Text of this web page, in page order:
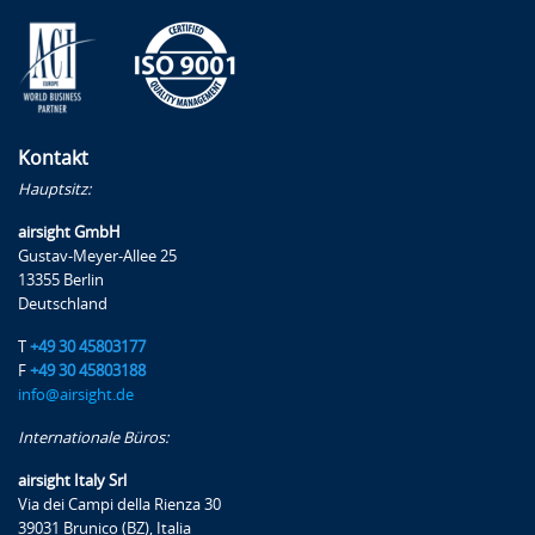
Dirk Anders
Herr Anders ist bei der airsight GmbH Mitarbeiter des
Bereichs Flugplatzplanung und Experte für CAD-
Planungen im Bereich von Flugbetriebsflächen, verfügt
über mehrjährige Projektleitungserfahrung in den
Bereichen Vorfeldplanung und Positionsmanagement
(u.a. für die Flughäfen München, Dubai, Hannover und
Berlin-Tegel) sowie über umfangreiche Expertise im
von Sicherheitsbewertungen an Flughäfen. Darüber
hinaus war er unterstützend für die Bauabteilung des
Kontakt
Hauptsitz:
airsight GmbH
Gustav-Meyer-Allee 25
13355 Berlin
Deutschland
T +49 30 45803177
F +49 30 45803188
info@airsight.de
Internationale Büros:
airsight Italy Srl
Via dei Campi della Rienza 30
39031 Brunico (BZ), Italia